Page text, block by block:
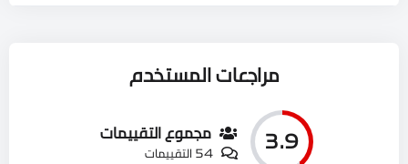
مراجعات المستخدم
3.9 مجموع التقييمات
54 التقييمات